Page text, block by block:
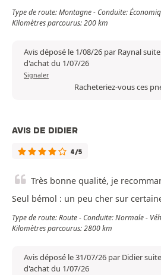
Type de route: Montagne - Conduite:
Kilomètres parcourus: 200 km
Avis déposé le 1/08/26 par Raynal
d'achat du 1/07/26
Signaler
Racheteriez-vous ces
AVIS DE DIDIER
4/5
Très bonne qualité, je
Seul bémol : un peu cher sur
Type de route: Route - Conduite: Normale -
Kilomètres parcourus: 2800 km
Avis déposé le 31/07/26 par Didier
d'achat du 1/07/26